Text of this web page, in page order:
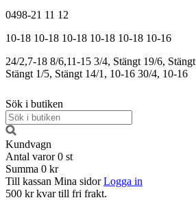
0498-21 11 12
10-18 10-18 10-18 10-18 10-18 10-16
24/2,7-18 8/6,11-15 3/4, Stängt 19/6, Stängt
Stängt 1/5, Stängt 14/1, 10-16 30/4, 10-16
Sök i butiken
Kundvagn
Antal varor 0 st
Summa 0 kr
Till kassan Mina sidor Logga in
500 kr kvar till fri frakt.